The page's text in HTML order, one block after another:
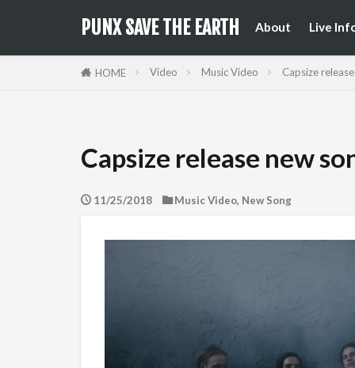
PUNX SAVE THE EARTH About Live
HOME Video Music Video Capsize
Capsize release new
11/25/2018 Music Video, New Song